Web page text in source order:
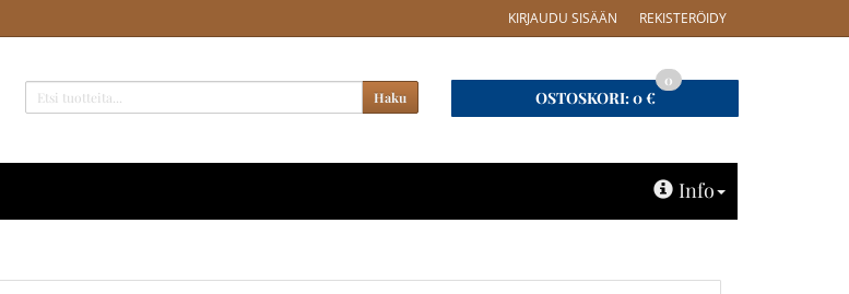
KIRJAUDU SISÄÄN REKISTERÖIDY
Haku OSTOSKORI:0 €
0
Info